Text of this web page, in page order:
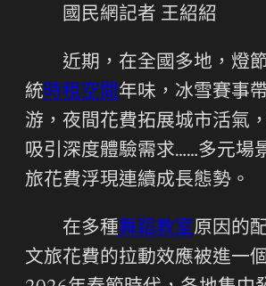
國民網記者 王紹紹
近期，在全國多地，燈
統時租空間年味，冰雪賽事
游，夜間花費拓展城市活氣
吸引深度體驗需求……多元場
旅花費浮現連續成長態勢。
在多種舞蹈教室原因的
文旅花費的拉動效應被進一